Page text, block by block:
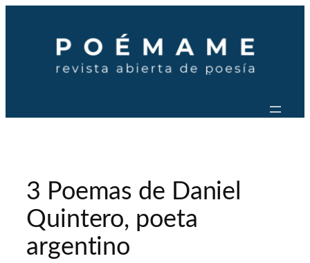
contenido
3 Poemas de Daniel
Quintero, poeta
argentino